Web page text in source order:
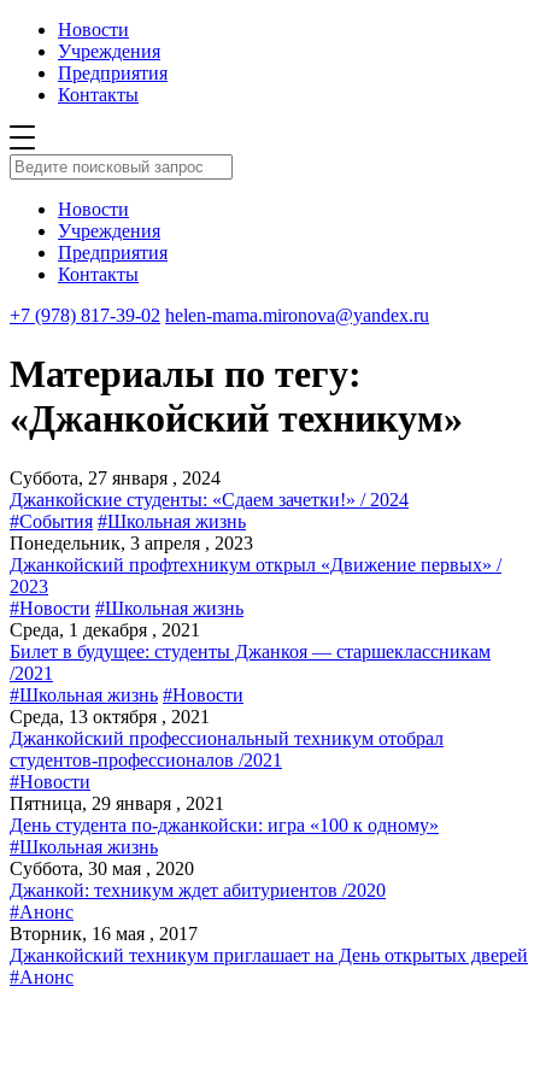
Новости
Учреждения
Предприятия
Контакты
Новости
Учреждения
Предприятия
Контакты
+7 (978) 817-39-02 helen-mama.mironova@yandex.ru
Материалы по тегу:
«Джанкойский техникум»
Суббота, 27 января , 2024
Джанкойские студенты: «Сдаем зачетки!» / 2024
#События #Школьная жизнь
Понедельник, 3 апреля , 2023
Джанкойский профтехникум открыл «Движение первых» /
2023
#Новости #Школьная жизнь
Среда, 1 декабря , 2021
Билет в будущее: студенты Джанкоя — старшеклассникам
/2021
#Школьная жизнь #Новости
Среда, 13 октября , 2021
Джанкойский профессиональный техникум отобрал
студентов-профессионалов /2021
#Новости
Пятница, 29 января , 2021
День студента по-джанкойски: игра «100 к одному»
#Школьная жизнь
Суббота, 30 мая , 2020
Джанкой: техникум ждет абитуриентов /2020
#Анонс
Вторник, 16 мая , 2017
Джанкойский техникум приглашает на День открытых дверей
#Анонс